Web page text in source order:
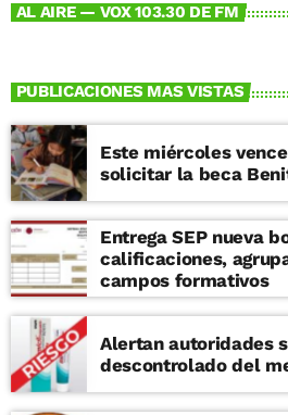
AL AIRE — VOX 103.30 DE FM
PUBLICACIONES MAS VISTAS
Este miércoles
solicitar la beca
Entrega SEP nueva
calificaciones,
campos formativos
Alertan autoridades
descontrolado del